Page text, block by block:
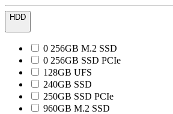
HDD
0 256GB M.2 SSD
0 256GB SSD PCIe
128GB UFS
240GB SSD
250GB SSD PCIe
960GB M.2 SSD